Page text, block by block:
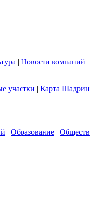
| Новости компаний |
участки | Карта
| Образование |